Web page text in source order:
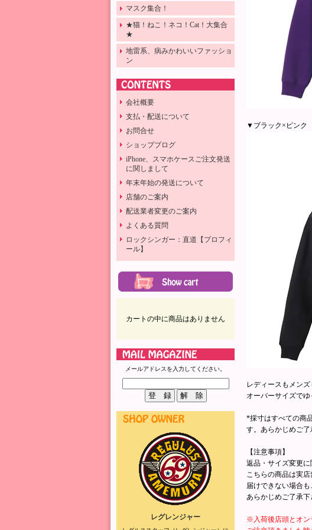
マスク集合！
★猫！ねこ！ネコ！Cat！大集合
★
地雷系、病みかわいいファッショ
ン
会社概要
支払・配送について
お問合せ
ショップブログ
iPhone、スマホケースご注文発送
に関しまして
年末年始の発送について
店舗のご案内
配送業者変更のご案内
よくある質問
ロックシンガー：直道【プロフィ
ール】
カートの中に商品はありません
メールアドレスを入力してください。
レグレンジャー
▼ブラック×ピンク
レディースもメン
オーバーサイズで
*採寸はすべての商
す。あらかじめご了
【注意事項】
返品・サイズ変更に
こちらの商品は実
届けできない場合も
あらかじめご了承下
※入荷後店頭とオン